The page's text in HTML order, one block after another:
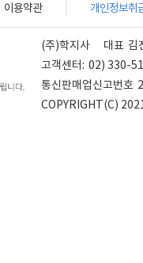
이용약관 개인정보취
(주)학지사 대표 김
고객센터: 02) 330-
통신판매업신고번호
COPYRIGHT(C)